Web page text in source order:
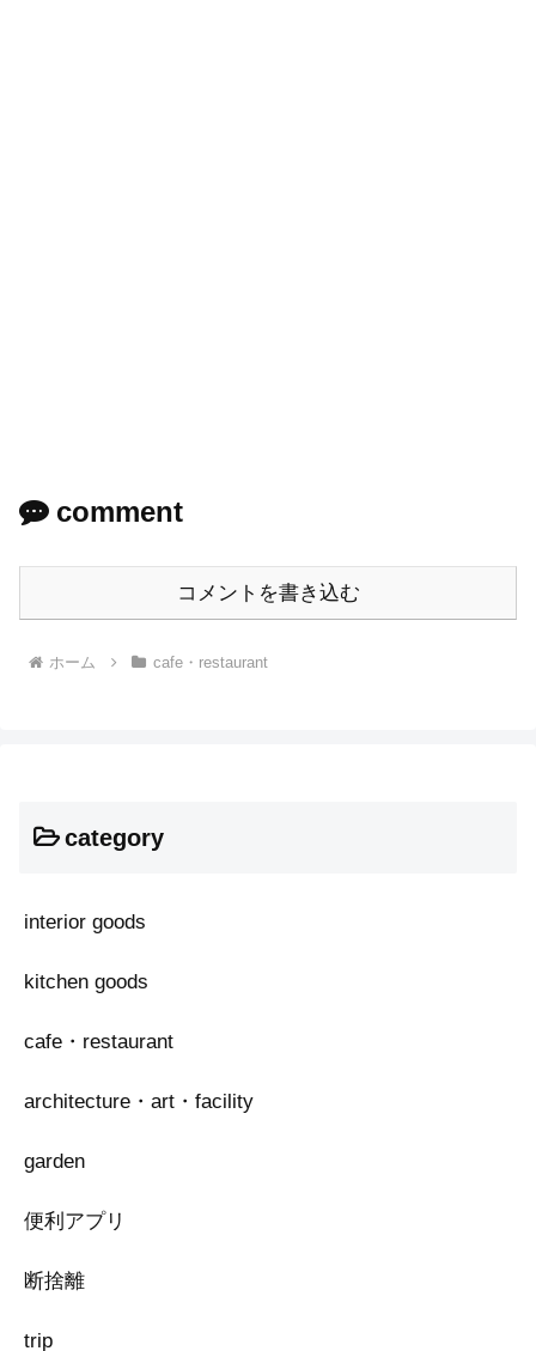
comment
コメントを書き込む
ホーム cafe・restaurant
category
interior goods
kitchen goods
cafe・restaurant
architecture・art・facility
garden
便利アプリ
断捨離
trip